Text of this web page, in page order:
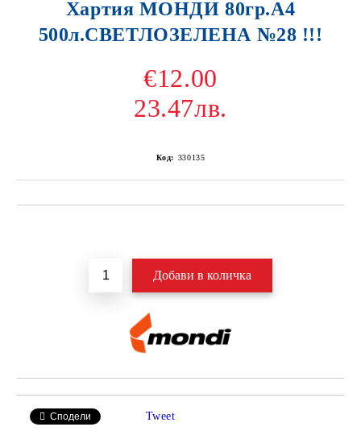
Хартия МОНДИ 80гр.А4
500л.СВЕТЛОЗЕЛЕНА №28 !!!
€12.00
23.47лв.
Код: 330135
Сподели Tweet